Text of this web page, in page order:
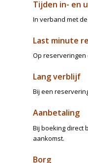
Tijden in- en
In verband met
Last minute
Op
Lang verblijf
Bij een
Aanbetaling
Bij boeking direct
aankomst.
Borg